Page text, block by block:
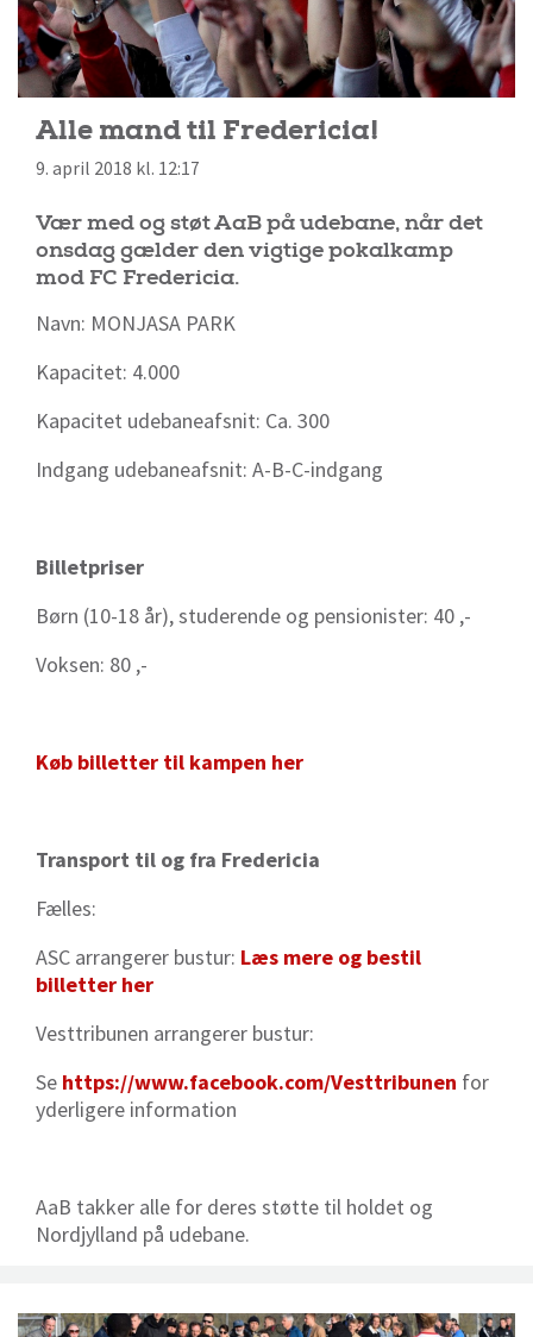
Alle mand til Fredericia!
9. april 2018 kl. 12:17
Vær med og støt AaB på udebane, når det
onsdag gælder den vigtige pokalkamp
mod FC Fredericia.
Navn: MONJASA PARK
Kapacitet: 4.000
Kapacitet udebaneafsnit: Ca. 300
Indgang udebaneafsnit: A-B-C-indgang
Billetpriser
Børn (10-18 år), studerende og pensionister: 40 ,-
Voksen: 80 ,-
Køb billetter til kampen her
Transport til og fra Fredericia
Fælles:
ASC arrangerer bustur: Læs mere og bestil
billetter her
Vesttribunen arrangerer bustur:
Se https://www.facebook.com/Vesttribunen for
yderligere information
AaB takker alle for deres støtte til holdet og
Nordjylland på udebane.